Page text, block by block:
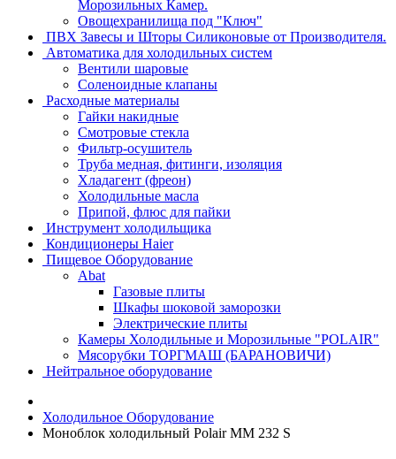
Морозильных Камер.
Овощехранилища под "Ключ"
ПВХ Завесы и Шторы Силиконовые от Производителя.
Автоматика для холодильных систем
Вентили шаровые
Соленоидные клапаны
Расходные материалы
Гайки накидные
Смотровые стекла
Фильтр-осушитель
Труба медная, фитинги, изоляция
Хладагент (фреон)
Холодильные масла
Припой, флюс для пайки
Инструмент холодильщика
Кондиционеры Haier
Пищевое Оборудование
Abat
Газовые плиты
Шкафы шоковой заморозки
Электрические плиты
Камеры Холодильные и Морозильные "POLAIR"
Мясорубки ТОРГМАШ (БАРАНОВИЧИ)
Нейтральное оборудование
Холодильное Оборудование
Моноблок холодильный Polair MM 232 S